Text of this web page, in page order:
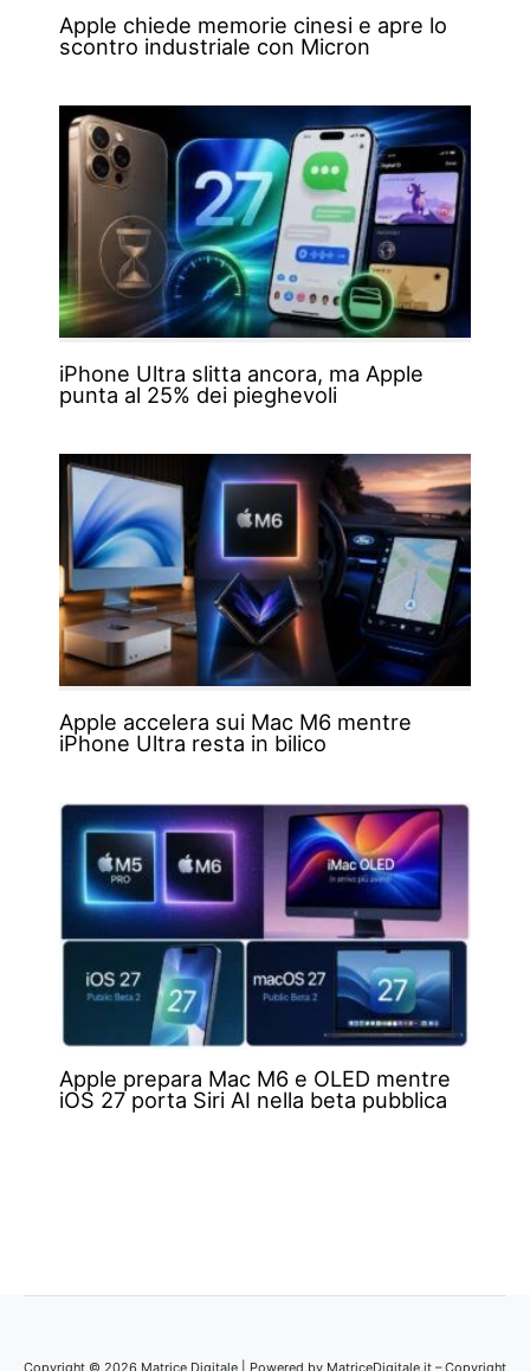
Apple chiede memorie cinesi e apre lo
scontro industriale con Micron
iPhone Ultra slitta ancora, ma Apple
punta al 25% dei pieghevoli
Apple accelera sui Mac M6 mentre
iPhone Ultra resta in bilico
Apple prepara Mac M6 e OLED mentre
iOS 27 porta Siri AI nella beta pubblica
Copyright © 2026 Matrice Digitale | Powered by MatriceDigitale.it – Copyright